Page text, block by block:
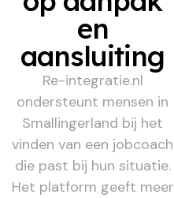
en
aansluiting
Re-integratie.nl
ondersteunt mensen in
Smallingerland bij het
vinden van een jobcoach
die past bij hun situatie.
Het platform geeft meer